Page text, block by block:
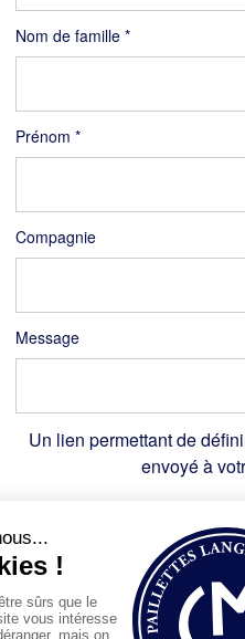
Nom de famille *
Prénom *
Compagnie
Message
Un lien permettant de
envoyé à